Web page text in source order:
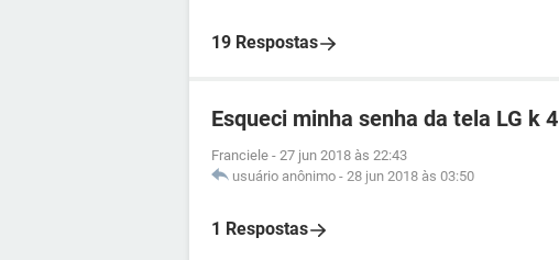
19 Respostas
Esqueci minha senha da tela LG k 4
Franciele - 27 jun 2018 às 22:43
usuário anônimo - 28 jun 2018 às 03:50
1 Respostas